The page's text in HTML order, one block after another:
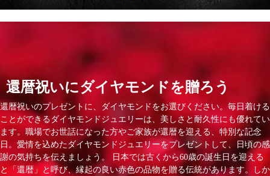
還暦祝いにダイヤモンドを贈ろう
還暦祝いのプレゼントに、ダイヤモンドをお選びください。毎日着ける
ことができるダイヤモンドジュエリーは、美しさと耐久性にも優れてい
ます。職場でお世話になった方やご家族が還暦を迎える、特別な記念
日。愛情を込めたダイヤモンドジュエリーをプレゼントして、日頃の感
謝の気持ちを伝えましょう。 日本では古くから60歳の誕生日を迎える
と「還暦」と呼び、縁起の良い赤色の品物を贈る伝統があります。しか